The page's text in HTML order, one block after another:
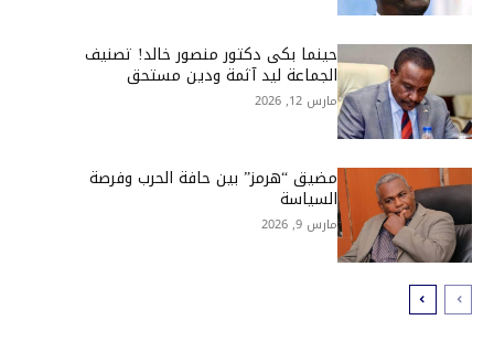
حينما بكى دكتور منصور خالد! تصنيف
الجماعة ليد آثمة ودين مستحق
مارس 12, 2026
مضيق “هرمز” بين حافة الحرب وفرصة
السياسة
مارس 9, 2026